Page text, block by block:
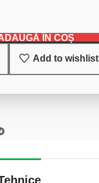
ÎN COȘ
Add to wishlist